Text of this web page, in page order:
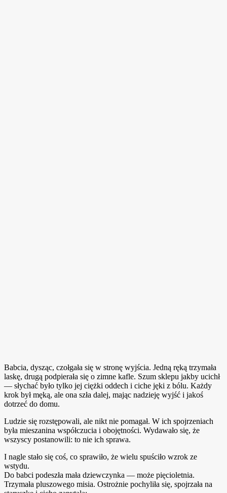
Babcia, dysząc, czołgała się w stronę wyjścia. Jedną ręką trzymała
laskę, drugą podpierała się o zimne kafle. Szum sklepu jakby ucichł
— słychać było tylko jej ciężki oddech i ciche jęki z bólu. Każdy
krok był męką, ale ona szła dalej, mając nadzieję wyjść i jakoś
dotrzeć do domu.
Ludzie się rozstępowali, ale nikt nie pomagał. W ich spojrzeniach
była mieszanina współczucia i obojętności. Wydawało się, że
wszyscy postanowili: to nie ich sprawa.
I nagle stało się coś, co sprawiło, że wielu spuściło wzrok ze
wstydu.
Do babci podeszła mała dziewczynka — może pięcioletnia.
Trzymała pluszowego misia. Ostrożnie pochyliła się, spojrzała na